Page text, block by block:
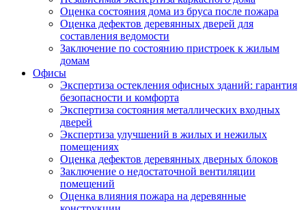
Оценка состояния дома из бруса после пожара
Оценка дефектов деревянных дверей для
составления ведомости
Заключение по состоянию пристроек к жилым
домам
Офисы
Экспертиза остекления офисных зданий: гарантия
безопасности и комфорта
Экспертиза состояния металлических входных
дверей
Экспертиза улучшений в жилых и нежилых
помещениях
Оценка дефектов деревянных дверных блоков
Заключение о недостаточной вентиляции
помещений
Оценка влияния пожара на деревянные